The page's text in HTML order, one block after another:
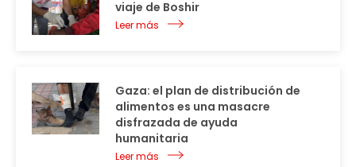
viaje de Boshir
Leer más
Gaza: el plan de distribución de
alimentos es una masacre
disfrazada de ayuda
humanitaria
Leer más